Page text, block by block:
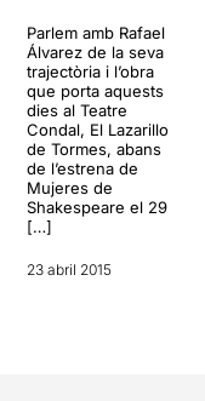
Parlem amb Rafael
Álvarez de la seva
trajectòria i l’obra
que porta aquests
dies al Teatre
Condal, El Lazarillo
de Tormes, abans
de l’estrena de
Mujeres de
Shakespeare el 29
[…]
23 abril 2015